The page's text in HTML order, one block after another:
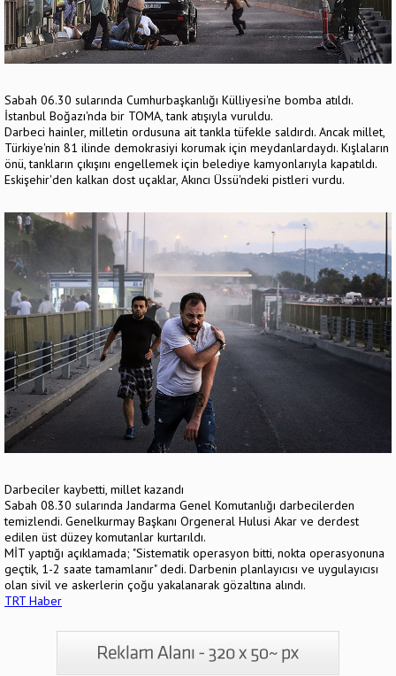
Sabah 06.30 sularında Cumhurbaşkanlığı Külliyesi'ne bomba atıldı.
İstanbul Boğazı'nda bir TOMA, tank atışıyla vuruldu.
Darbeci hainler, milletin ordusuna ait tankla tüfekle saldırdı. Ancak millet,
Türkiye'nin 81 ilinde demokrasiyi korumak için meydanlardaydı. Kışlaların
önü, tankların çıkışını engellemek için belediye kamyonlarıyla kapatıldı.
Eskişehir'den kalkan dost uçaklar, Akıncı Üssü'ndeki pistleri vurdu.
Darbeciler kaybetti, millet kazandı
Sabah 08.30 sularında Jandarma Genel Komutanlığı darbecilerden
temizlendi. Genelkurmay Başkanı Orgeneral Hulusi Akar ve derdest
edilen üst düzey komutanlar kurtarıldı.
MİT yaptığı açıklamada; "Sistematik operasyon bitti, nokta operasyonuna
geçtik, 1-2 saate tamamlanır" dedi. Darbenin planlayıcısı ve uygulayıcısı
olan sivil ve askerlerin çoğu yakalanarak gözaltına alındı.
TRT Haber